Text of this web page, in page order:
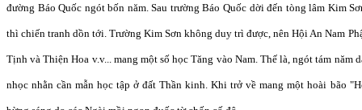
đường Báo Quốc ngót bốn năm. Sau trường Báo Quốc dời đến tòng lâm Kim
thì chiến tranh dồn tới. Trường Kim Sơn không duy trì được, nên Hội An Nam
Tịnh và Thiện Hoa v.v... mang một số học Tăng vào Nam. Thế là, ngót tám năm
nhọc nhằn cần mẫn học tập ở đất Thần kinh. Khi trở về mang một hoài bão